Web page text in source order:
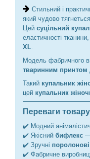
Стильний і
який чудово
Цей суцільний
еластичності
XL
Модель фабричного
тваринним принтом
Такий купальник
цей купальник
Переваги
✔️ Модний
✔️ Якісний бифлекс —
✔️ Зручні
✔️ Фабричне